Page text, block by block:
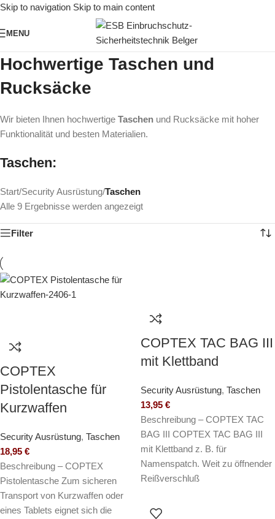
Skip to navigation Skip to main content
MENU
Hochwertige Taschen und
Rucksäcke
Wir bieten Ihnen hochwertige Taschen und Rucksäcke mit hoher
Funktionalität und besten Materialien.
Taschen:
Start/Security Ausrüstung/Taschen
Alle 9 Ergebnisse werden angezeigt
Filter
COPTEX
Pistolentasche für
Kurzwaffen
Security Ausrüstung, Taschen
18,95 €
Beschreibung – COPTEX
Pistolentasche Zum sicheren
Transport von Kurzwaffen oder
eines Tablets eignet sich die
COPTEX TAC BAG III
mit Klettband
Security Ausrüstung, Taschen
13,95 €
Beschreibung – COPTEX TAC
BAG III COPTEX TAC BAG III
mit Klettband z. B. für
Namenspatch. Weit zu öffnender
Reißverschluß